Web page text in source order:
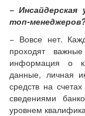
−
топ-
− Вовсе нет.
проходят
информация о
данные, личная
средств на
сведениями
уровнем